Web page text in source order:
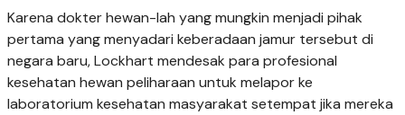
Karena dokter hewan-lah yang mungkin menjadi pihak
pertama yang menyadari keberadaan jamur tersebut di
negara baru, Lockhart mendesak para profesional
kesehatan hewan peliharaan untuk melapor ke
laboratorium kesehatan masyarakat setempat jika mereka